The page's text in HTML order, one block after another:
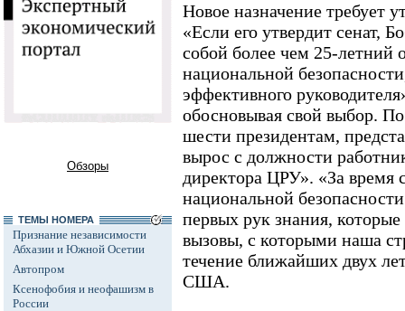
Обзоры
ТЕМЫ НОМЕРА
Признание независимости
Абхазии и Южной Осетии
Автопром
Ксенофобия и неофашизм в
России
Новое назначение требует
«Если его утвердит сенат,
собой более чем 25-летний
национальной
эффективного
обосновывая свой выбор.
шести президентам,
вырос с должности
директора ЦРУ». «За время
национальной
первых рук знания, которые
вызовы, с которыми наша
течение ближайших двух
США.